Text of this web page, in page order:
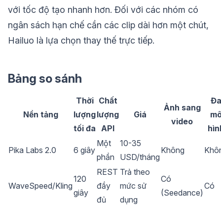
với tốc độ tạo nhanh hơn. Đối với các nhóm có
ngân sách hạn chế cần các clip dài hơn một chút,
Hailuo là lựa chọn thay thế trực tiếp.
Bảng so sánh
Nền tảng
Thời
lượng
tối đa
Chất
lượng
API
Giá
Ảnh sang
video
Đa
Pika Labs 2.0 6 giây
Một
phần
10-35
USD/tháng
Không
WaveSpeed/Kling
120
giây
REST
đầy
đủ
Trả theo
mức sử
dụng
Có
(Seedance)
Có